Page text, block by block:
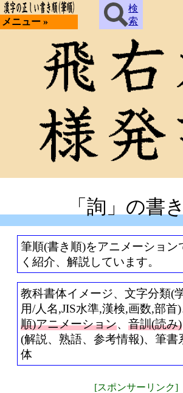
メニュー »
検
索
「詢」の書
筆順(書き順)をアニメーション
く紹介、解説しています。
教科書体イメージ、文字分類(
用/人名,JIS水準,漢検,画数,部首)
順)アニメーション、 音訓(読み)
(解説、熟語、参考情報)、筆書
体
[スポンサーリンク]